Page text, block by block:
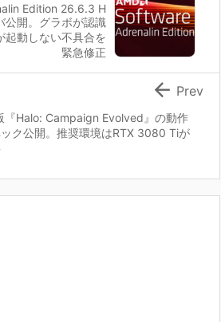
Edition 26.6.3 H
開。グラボが認識
起動しない不具合を
緊急修正
『Halo: Campaign Evolved』の動作
ック公開。推奨環境はRTX 3080 Tiが
 Prev